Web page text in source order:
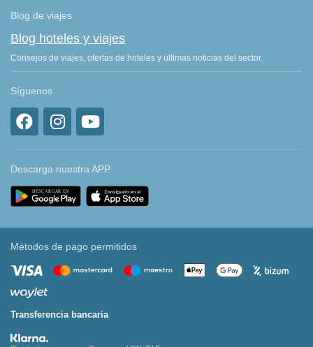
Blog de viajes
Blog hoteles y viajes
Consejos de viajes, ofertas de hoteles y últimas noticias del sector.
Síguenos
Descarga nuestra APP
Métodos de pago permitidos
Transferencia bancaria